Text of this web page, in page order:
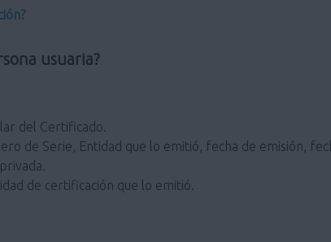
usuaria?
del Certificado.
de Serie, Entidad que lo emitió, fecha de emisión,
de certificación que lo emitió.